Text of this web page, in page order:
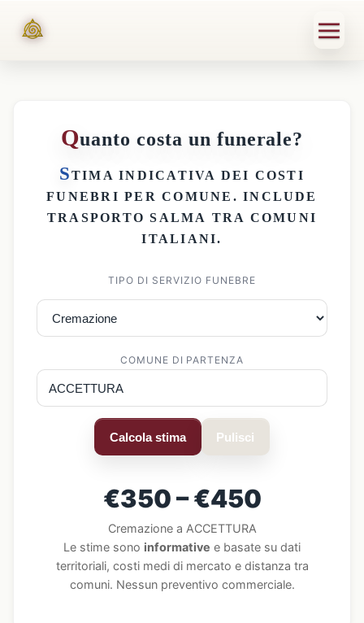
Quanto costa un funerale?
STIMA INDICATIVA DEI COSTI
FUNEBRI PER COMUNE . INCLUDE
TRASPORTO SALMA TRA COMUNI
ITALIANI.
TIPO DI SERVIZIO FUNEBRE
COMUNE DI PARTENZA
Calcola stima Pulisci
€350 – €450
Cremazione a ACCETTURA
Le stime sono informative e basate su dati
territoriali, costi medi di mercato e distanza tra
comuni. Nessun preventivo commerciale.